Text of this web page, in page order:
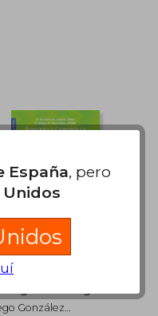
€
y coronilla del
González
España, pero
Unidos